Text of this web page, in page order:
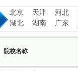
北京 天津 河北
湖北
湖南 广东
院校名称